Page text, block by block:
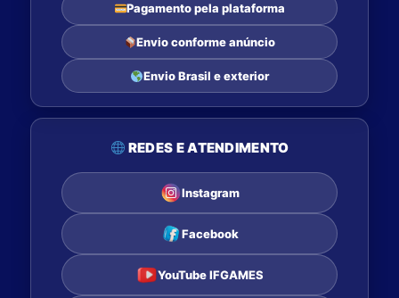
Pagamento pela plataforma
Envio conforme anúncio
Envio Brasil e exterior
REDES E ATENDIMENTO
Instagram
Facebook
YouTube IFGAMES